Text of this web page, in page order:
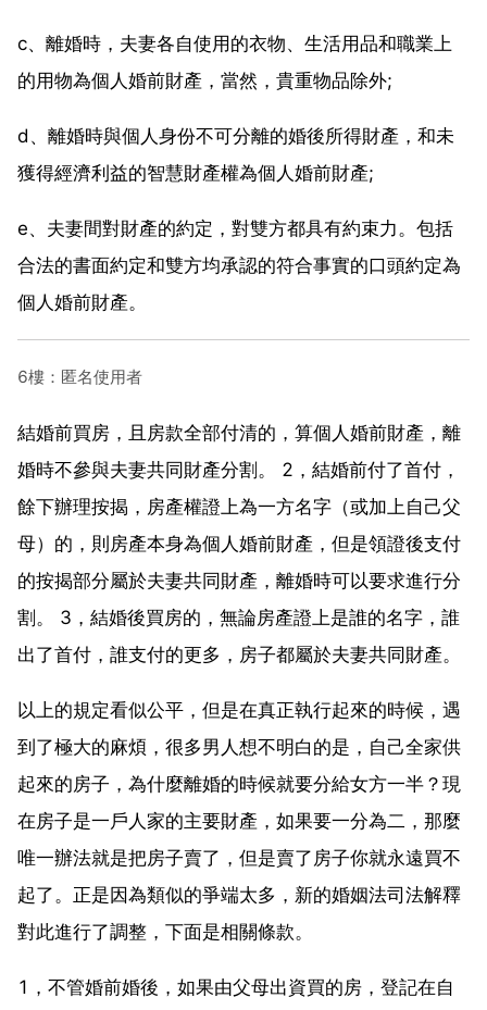
c、離婚時，夫妻各自使用的衣物、生活用品和職業上
的用物為個人婚前財產，當然，貴重物品除外;
d、離婚時與個人身份不可分離的婚後所得財產，和未
獲得經濟利益的智慧財產權為個人婚前財產;
e、夫妻間對財產的約定，對雙方都具有約束力。包括
合法的書面約定和雙方均承認的符合事實的口頭約定為
個人婚前財產。
6樓：匿名使用者
結婚前買房，且房款全部付清的，算個人婚前財產，離
婚時不參與夫妻共同財產分割。 2，結婚前付了首付，
餘下辦理按揭，房產權證上為一方名字（或加上自己父
母）的，則房產本身為個人婚前財產，但是領證後支付
的按揭部分屬於夫妻共同財產，離婚時可以要求進行分
割。 3，結婚後買房的，無論房產證上是誰的名字，誰
出了首付，誰支付的更多，房子都屬於夫妻共同財產。
以上的規定看似公平，但是在真正執行起來的時候，遇
到了極大的麻煩，很多男人想不明白的是，自己全家供
起來的房子，為什麼離婚的時候就要分給女方一半？現
在房子是一戶人家的主要財產，如果要一分為二，那麼
唯一辦法就是把房子賣了，但是賣了房子你就永遠買不
起了。正是因為類似的爭端太多，新的婚姻法司法解釋
對此進行了調整，下面是相關條款。
1，不管婚前婚後，如果由父母出資買的房，登記在自